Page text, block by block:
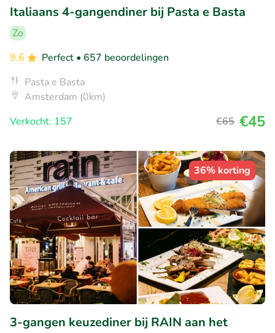
Italiaans 4-gangendiner bij Pasta e Basta
Zo
9.6
Perfect • 657 beoordelingen
Pasta e Basta
Amsterdam (0km)
Verkocht: 157
€65 €45
36% korting
3-gangen keuzediner bij RAIN aan het